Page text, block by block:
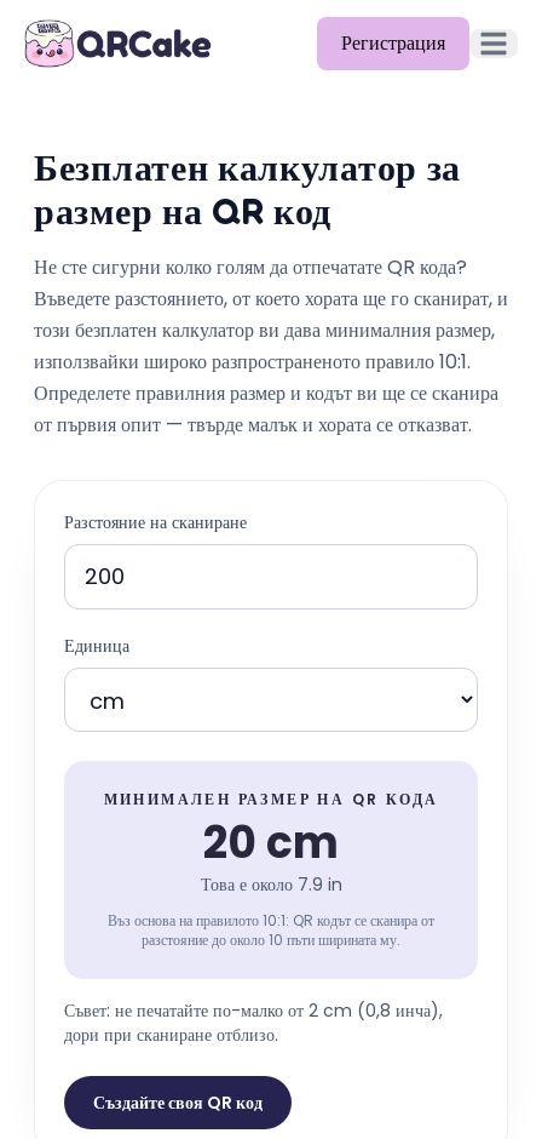
Регистрация
Цени
Блог
Документи
Помощ
API
Безплатен калкулатор за
размер на QR код
Не сте сигурни колко голям да отпечатате QR кода?
Въведете разстоянието, от което хората ще го сканират, и
този безплатен калкулатор ви дава минималния размер,
използвайки широко разпространеното правило 10:1.
Определете правилния размер и кодът ви ще се сканира
от първия опит — твърде малък и хората се отказват.
Разстояние на сканиране
Единица
МИНИМАЛЕН РАЗМЕР НА QR КОДА
20 cm
Това е около 7.9 in
Въз основа на правилото 10:1: QR кодът се сканира от
разстояние до около 10 пъти ширината му.
Съвет: не печатайте по-малко от 2 cm (0,8 инча),
дори при сканиране отблизо.
Създайте своя QR код